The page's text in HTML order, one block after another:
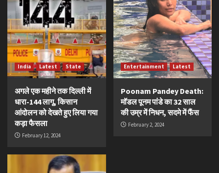
India Latest State
अगले एक महीने तक दिल्ली में
धारा-144 लागू, किसान
आंदोलन को देखते हुए लिया गया
कड़ा फैसला
February 12, 2024
Entertainment Latest
Poonam Pandey Death:
मॉडल पूनम पांडे का 32 साल
की उम्र में निधन, सदमे में फैंस
February 2, 2024